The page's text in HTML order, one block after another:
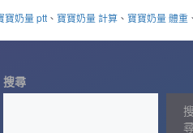
寶奶量 ptt 、寶寶奶量 計算 、寶寶奶量 體重
搜尋
搜